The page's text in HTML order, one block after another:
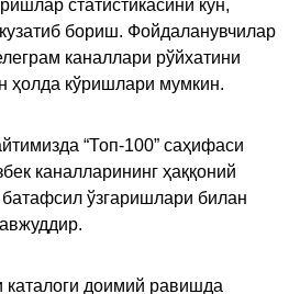
статистикасини кун,
бориш. Фойдаланувчилар
каналлари рўйхатини
ҳолда кўришлари мумкин.
“Топ-100” саҳифаси
каналларининг ҳаққоний
батафсил ўзгаришлари билан
каталоги доимий равишда